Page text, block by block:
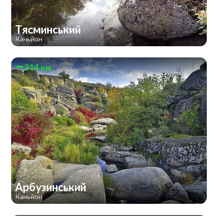
Тясминський
Каньйон
314 км
Арбузинський
Каньйон